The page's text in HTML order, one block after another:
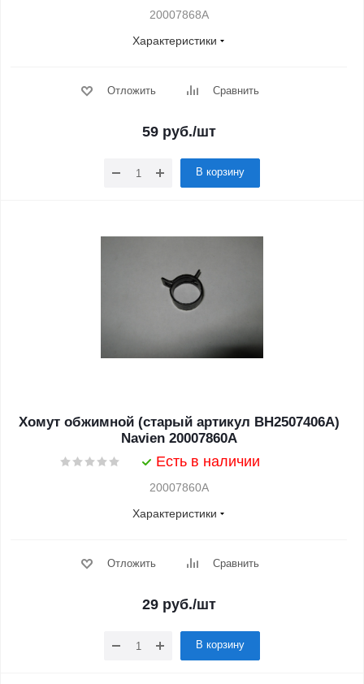
20007868A
Характеристики
Отложить Сравнить
59 руб./шт
В корзину
Хомут обжимной (старый артикул BH2507406A)
Navien 20007860A
Есть в наличии
20007860A
Характеристики
Отложить Сравнить
29 руб./шт
В корзину